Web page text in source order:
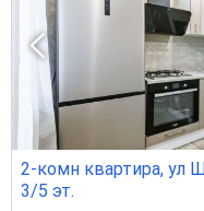
2-комн квартира, ул
3/5 эт.